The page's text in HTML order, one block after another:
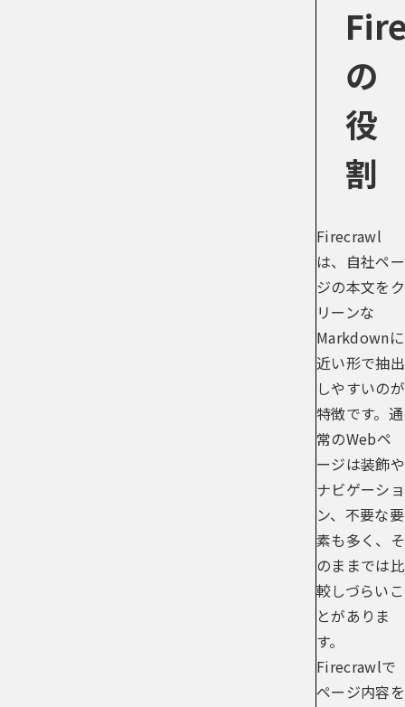
の
役
割
Firecrawl
は、自社ペー
ジの本文をク
リーンな
Markdownに
近い形で抽出
しやすいのが
特徴です。通
常のWebペ
ージは装飾や
ナビゲーショ
ン、不要な要
素も多く、そ
のままでは比
較しづらいこ
とがありま
す。
Firecrawlで
ページ内容を